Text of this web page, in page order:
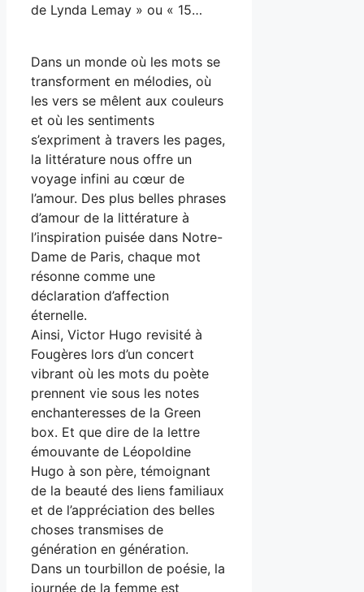
de Lynda Lemay » ou « 15…
Dans un monde où les mots se
transforment en mélodies, où
les vers se mêlent aux couleurs
et où les sentiments
s’expriment à travers les pages,
la littérature nous offre un
voyage infini au cœur de
l’amour. Des plus belles phrases
d’amour de la littérature à
l’inspiration puisée dans Notre-
Dame de Paris, chaque mot
résonne comme une
déclaration d’affection
éternelle.
Ainsi, Victor Hugo revisité à
Fougères lors d’un concert
vibrant où les mots du poète
prennent vie sous les notes
enchanteresses de la Green
box. Et que dire de la lettre
émouvante de Léopoldine
Hugo à son père, témoignant
de la beauté des liens familiaux
et de l’appréciation des belles
choses transmises de
génération en génération.
Dans un tourbillon de poésie, la
journée de la femme est